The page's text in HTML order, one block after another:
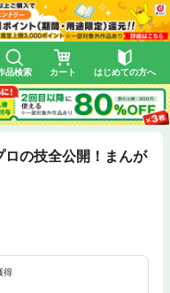
品検索 カート はじめての方へ
の技全公開！まんが
得